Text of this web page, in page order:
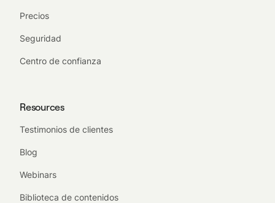
Precios
Seguridad
Centro de confianza
Resources
Testimonios de clientes
Blog
Webinars
Biblioteca de contenidos